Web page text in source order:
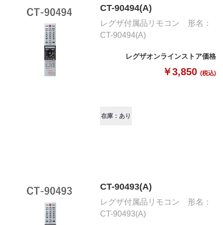
CT-90494(A)
レグザ付属品リモコン 形名：
CT-90494(A)
レグザオンラインストア価格
￥3,850 (税込)
在庫：あり
CT-90493(A)
レグザ付属品リモコン 形名：
CT-90493(A)